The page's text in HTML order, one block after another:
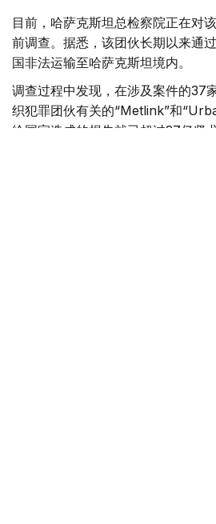
目前，哈萨克斯坦总检察院正在对
前调查。据悉，该团伙长期以来通
国非法运输至哈萨克斯坦境内。
调查过程中发现，在涉及案件的37
织犯罪团伙有关的“Metlink”和
给国家造成的损失就已超过27亿坚戈